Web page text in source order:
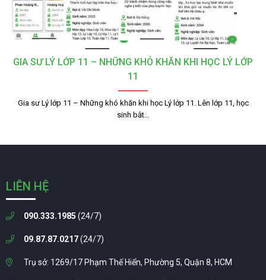
GIA SƯ LÝ LỚP 11 – NHỮNG KHÓ KHĂN KHI HỌC LÝ LỚP
11
Gia sư Lý lớp 11 – Những khó khăn khi học Lý lớp 11. Lên lớp 11, học
sinh bắt…
LIÊN HỆ
090.333.1985 (24/7)
09.87.87.0217(24/7)
Trụ sở: 1269/17 Phạm Thế Hiển, Phường 5, Quận 8, HCM